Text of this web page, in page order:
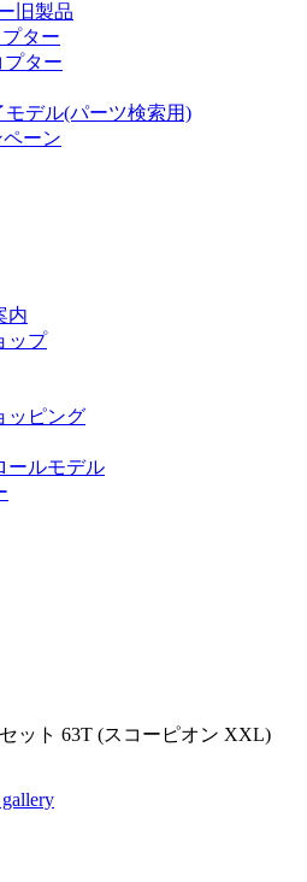
旧製品
ター
プター
モデル(パーツ検索用)
ペーン
内
ップ
ッピング
ールモデル
ット 63T (スコーピオン XXL)